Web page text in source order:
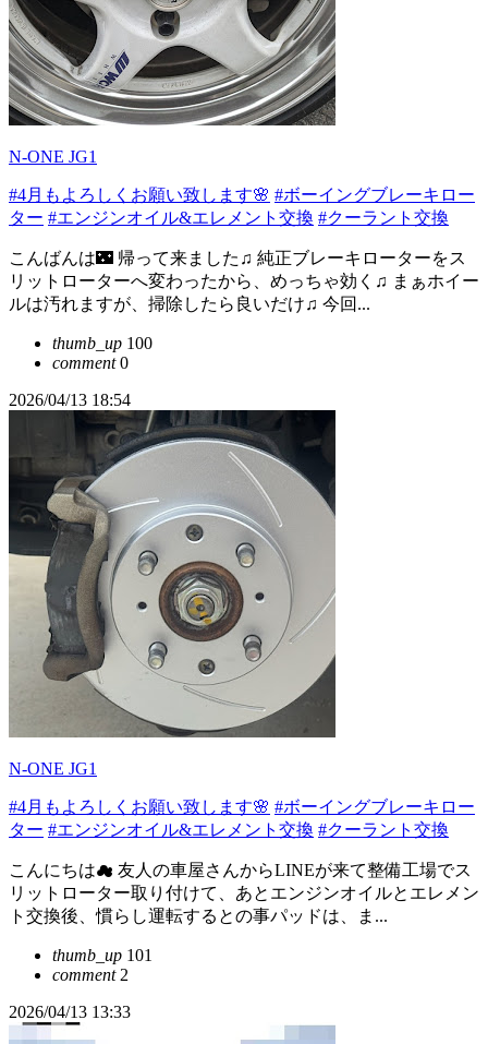
N-ONE JG1
#4月もよろしくお願い致します🌸 #ボーイングブレーキロー
ター #エンジンオイル&エレメント交換 #クーラント交換
こんばんは🌃 帰って来ました♫ 純正ブレーキローターをス
リットローターへ変わったから、めっちゃ効く♫ まぁホイー
ルは汚れますが、掃除したら良いだけ♫ 今回...
thumb_up 100
comment0
2026/04/13 18:54
N-ONE JG1
#4月もよろしくお願い致します🌸 #ボーイングブレーキロー
ター #エンジンオイル&エレメント交換 #クーラント交換
こんにちは☁ 友人の車屋さんからLINEが来て整備工場でス
リットローター取り付けて、あとエンジンオイルとエレメン
ト交換後、慣らし運転するとの事パッドは、ま...
thumb_up 101
comment2
2026/04/13 13:33